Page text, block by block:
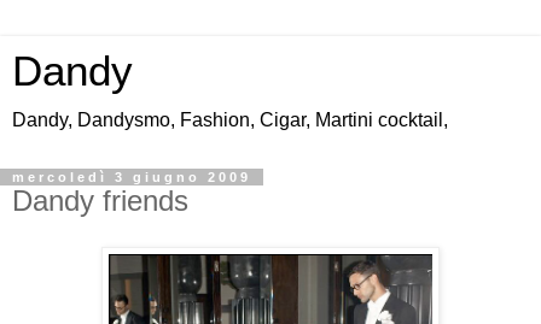
Dandy
Dandy, Dandysmo, Fashion, Cigar, Martini cocktail,
mercoledì 3 giugno 2009
Dandy friends